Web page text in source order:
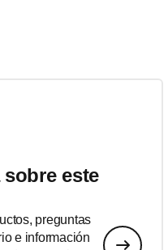
este
preguntas
e información